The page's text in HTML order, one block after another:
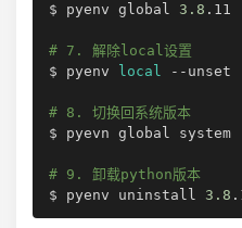
$ pyenv global 3.8 .11
# 7. 解除local设置
$ pyenv
local --unset
# 8. 切换回系统版本
$ pyevn global system
# 9. 卸载python版本
$ pyenv uninstall 3.8